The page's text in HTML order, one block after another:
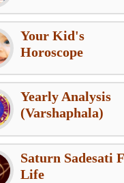
Your Kid's
Horoscope
Yearly Analysis
(Varshaphala)
Saturn Sadesati
Life